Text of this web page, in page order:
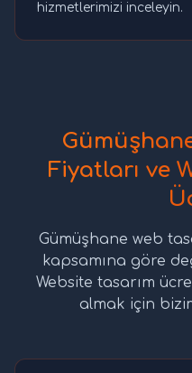
hizmetlerimizi inceleyin.
Fiyatları ve
Gümüşhane web
kapsamına göre
Website tasarım
almak için